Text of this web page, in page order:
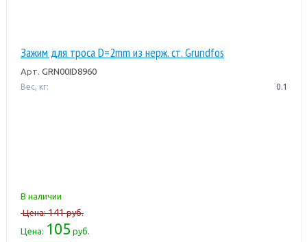
Зажим для троса D=2mm из нерж. ст. Grundfos
Арт. GRN00ID8960
Вес, кг: 0.1
В наличии
Цена:141руб.
Цена: 105руб.